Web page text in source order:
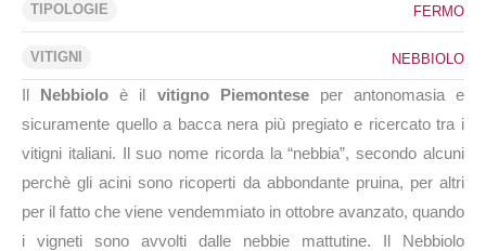
TIPOLOGIE FERMO
VITIGNI NEBBIOLO
Il Nebbioloè il vitigno Piemontese per antonomasia e
sicuramente quello a bacca nera più pregiato e ricercato tra i
vitigni italiani. Il suo nome ricorda la “nebbia”, secondo alcuni
perchè gli acini sono ricoperti da abbondante pruina, per altri
per il fatto che viene vendemmiato in ottobre avanzato, quando
i vigneti sono avvolti dalle nebbie mattutine. Il Nebbiolo